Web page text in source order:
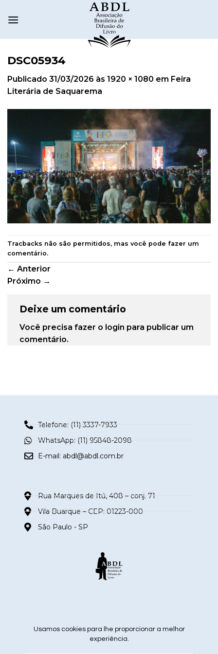
DSC05934
Publicado 31/03/2026 às 1920 × 1080 em Feira
Literária de Saquarema
Tracbacks não são permitidos, mas você pode fazer um
comentário.
← Anterior
Próximo →
Deixe um comentário
Você precisa fazer o login para publicar um
comentário.
Telefone: (11) 3337-7933
WhatsApp: (11) 95848-2098
E-mail: abdl@abdl.com.br
Rua Marques de Itú, 408 – conj. 71
Vila Buarque – CEP: 01223-000
São Paulo - SP
siga nas redes sociais
Usamos cookies para lhe proporcionar a melhor
experiência.